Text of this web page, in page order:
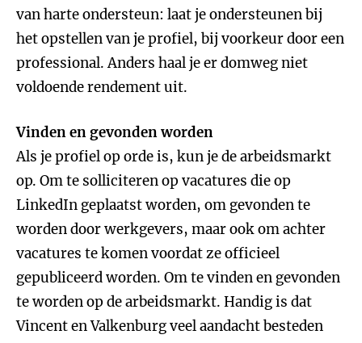
van harte ondersteun: laat je ondersteunen bij
het opstellen van je profiel, bij voorkeur door een
professional. Anders haal je er domweg niet
voldoende rendement uit.
Vinden en gevonden worden
Als je profiel op orde is, kun je de arbeidsmarkt
op. Om te solliciteren op vacatures die op
LinkedIn geplaatst worden, om gevonden te
worden door werkgevers, maar ook om achter
vacatures te komen voordat ze officieel
gepubliceerd worden. Om te vinden en gevonden
te worden op de arbeidsmarkt. Handig is dat
Vincent en Valkenburg veel aandacht besteden